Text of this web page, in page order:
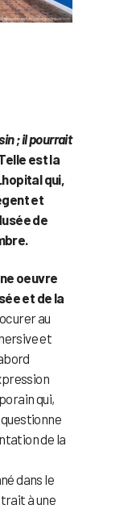
; il pourrait
est la
qui,
et
de
oeuvre
et de la
au
et
qui,
questionne
de la
dans le
à une